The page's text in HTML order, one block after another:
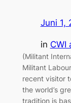
Juni 1,
in CWI
(Militant
Militant
recent visitor
the world’s
tradition is